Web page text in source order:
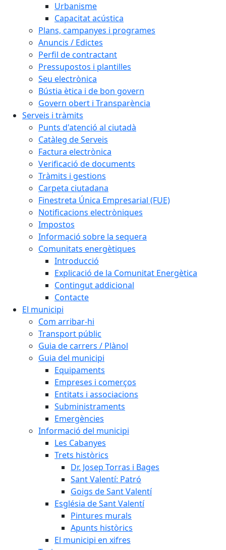
Urbanisme
Capacitat acústica
Plans, campanyes i programes
Anuncis / Edictes
Perfil de contractant
Pressupostos i plantilles
Seu electrònica
Bústia ètica i de bon govern
Govern obert i Transparència
Serveis i tràmits
Punts d'atenció al ciutadà
Catàleg de Serveis
Factura electrònica
Verificació de documents
Tràmits i gestions
Carpeta ciutadana
Finestreta Única Empresarial (FUE)
Notificacions electròniques
Impostos
Informació sobre la sequera
Comunitats energètiques
Introducció
Explicació de la Comunitat Energètica
Contingut addicional
Contacte
El municipi
Com arribar-hi
Transport públic
Guia de carrers / Plànol
Guia del municipi
Equipaments
Empreses i comerços
Entitats i associacions
Subministraments
Emergències
Informació del municipi
Les Cabanyes
Trets històrics
Dr. Josep Torras i Bages
Sant Valentí: Patró
Goigs de Sant Valentí
Església de Sant Valentí
Pintures murals
Apunts històrics
El municipi en xifres